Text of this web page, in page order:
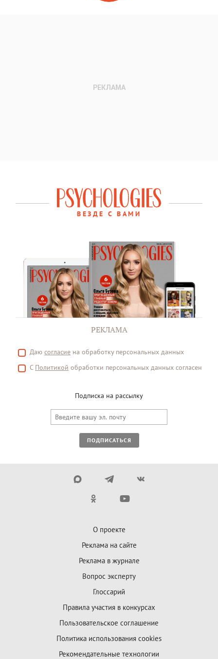
ВЕЗДЕ С ВАМИ
РЕКЛАМА
Даю согласие на обработку персональных данных
С Политикой обработки персональных данных согласен
Подписка на рассылку
ПОДПИСАТЬСЯ
О проекте
Реклама на сайте
Реклама в журнале
Вопрос эксперту
Глоссарий
Правила участия в конкурсах
Пользовательское соглашение
Политика использования cookies
Рекомендательные технологии